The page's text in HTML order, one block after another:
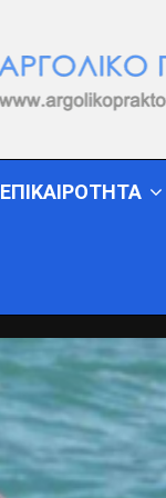
ΕΠΙΚΑΙΡΟΤΗΤΑ